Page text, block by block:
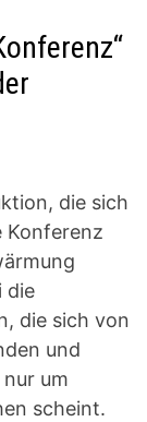
die sich
Konferenz
die
die sich von
und
um
scheint.